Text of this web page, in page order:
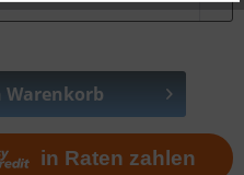
Warenkorb